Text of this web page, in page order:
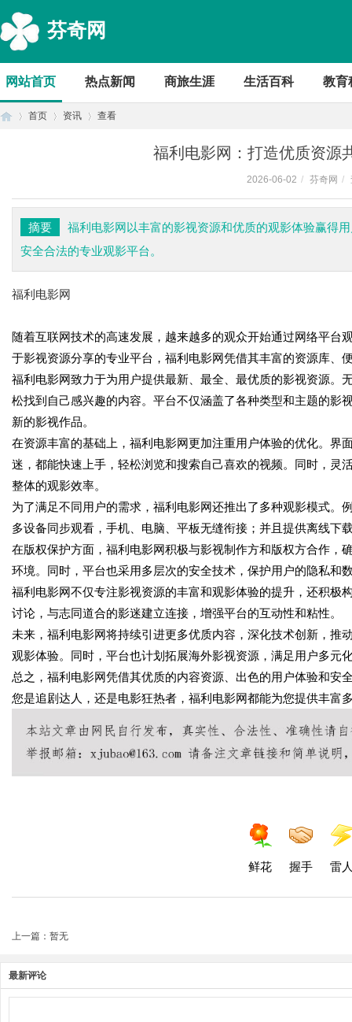
芬奇网
网站首页 热点新闻 商旅生涯 生活百科 教育
首页 资讯 查看
福利电影网：打造优质资源
2026-06-02 / 芬奇网 /
摘要
福利电影网以丰富的影视资源和优质的观影体验赢得
安全合法的专业观影平台。
福利电影网
随着互联网技术的高速发展，越来越多的观众开始通过网络平
于影视资源分享的专业平台，福利电影网凭借其丰富的资源库、
福利电影网致力于为用户提供最新、最全、最优质的影视资源。
松找到自己感兴趣的内容。平台不仅涵盖了各种类型和主题的影
新的影视作品。
在资源丰富的基础上，福利电影网更加注重用户体验的优化。界
迷，都能快速上手，轻松浏览和搜索自己喜欢的视频。同时，灵
整体的观影效率。
为了满足不同用户的需求，福利电影网还推出了多种观影模式
多设备同步观看，手机、电脑、平板无缝衔接；并且提供离线下
在版权保护方面，福利电影网积极与影视制作方和版权方合作，
环境。同时，平台也采用多层次的安全技术，保护用户的隐私和
福利电影网不仅专注影视资源的丰富和观影体验的提升，还积极
讨论，与志同道合的影迷建立连接，增强平台的互动性和粘性。
未来，福利电影网将持续引进更多优质内容，深化技术创新，推
观影体验。同时，平台也计划拓展海外影视资源，满足用户多元
总之，福利电影网凭借其优质的内容资源、出色的用户体验和
您是追剧达人，还是电影狂热者，福利电影网都能为您提供丰富
鲜花 握手 雷
上一篇：暂无
最新评论